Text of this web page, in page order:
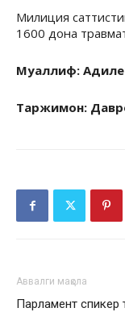
Милиция
1600 дона
Муаллиф:
Таржимон:
Аввалги мақола
Парламент спикер